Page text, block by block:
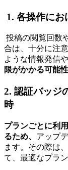
1. 各操作に
投稿の閲覧回数
合は、十分に注
ような情報発信
限がかかる可能
2. 認証バッジ
時
プランごとに利
るため、 アップ
ます。その際は
て、最適なプラ